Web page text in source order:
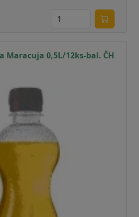
Maracuja 0,5L/12ks-bal. ČH